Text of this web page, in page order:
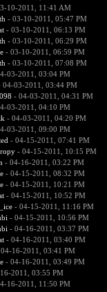
10-2011, 11:41 AM
- 03-10-2011, 05:47 PM
- 03-10-2011, 06:13 PM
- 03-10-2011, 06:29 PM
- 03-10-2011, 06:59 PM
- 03-10-2011, 07:08 PM
03-2011, 03:04 PM
04-03-2011, 03:44 PM
- 04-03-2011, 04:31 PM
03-2011, 04:10 PM
- 04-03-2011, 04:20 PM
03-2011, 09:00 PM
- 04-15-2011, 07:41 PM
- 04-15-2011, 10:15 PM
- 04-16-2011, 03:22 PM
- 04-15-2011, 08:32 PM
- 04-15-2011, 10:21 PM
- 04-15-2011, 10:52 PM
- 04-15-2011, 11:16 PM
- 04-15-2011, 10:56 PM
- 04-16-2011, 03:37 PM
- 04-16-2011, 03:40 PM
16-2011, 03:41 PM
- 04-16-2011, 03:49 PM
2011, 03:55 PM
16-2011, 11:50 PM